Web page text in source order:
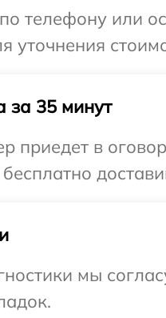
телефону или
уточнения
за 35 минут
приедет в
мы